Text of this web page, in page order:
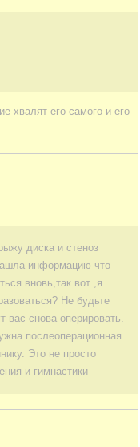
хвалят его самого и его
диска и стеноз
информацию что
вновь,так вот ,я
Не будьте
вас снова оперировать.
послеоперационная
Это не просто
и гимнастики